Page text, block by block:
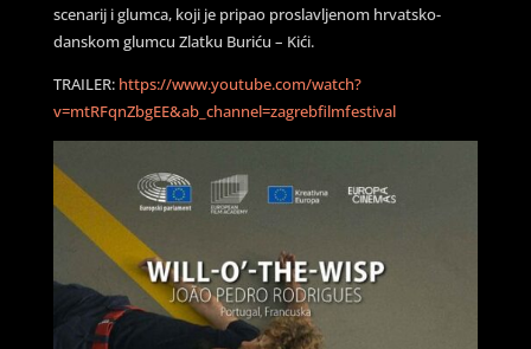
scenarij i glumca, koji je pripao proslavljenom hrvatsko-
danskom glumcu Zlatku Buriću – Kići.
TRAILER: https://www.youtube.com/watch?
v=mtRFqnZbgEE&ab_channel=zagrebfilmfestival